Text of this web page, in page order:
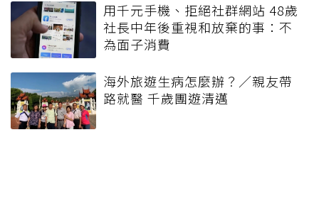
用千元手機、拒絕社群網站 48歲
社長中年後重視和放棄的事：不
為面子消費
海外旅遊生病怎麼辦？／親友帶
路就醫 千歲團遊清邁